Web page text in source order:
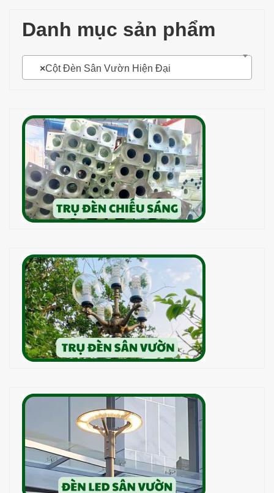
Danh mục sản phẩm
×Cột Đèn Sân Vườn Hiện Đại